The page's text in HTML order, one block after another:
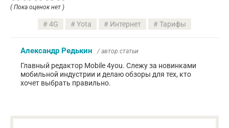
( Пока оценок нет )
4G Yota Интернет Тарифы
Александр Редькин / автор статьи
Главный редактор Mobile 4you. Слежу за новинками
мобильной индустрии и делаю обзоры для тех, кто
хочет выбрать правильно.